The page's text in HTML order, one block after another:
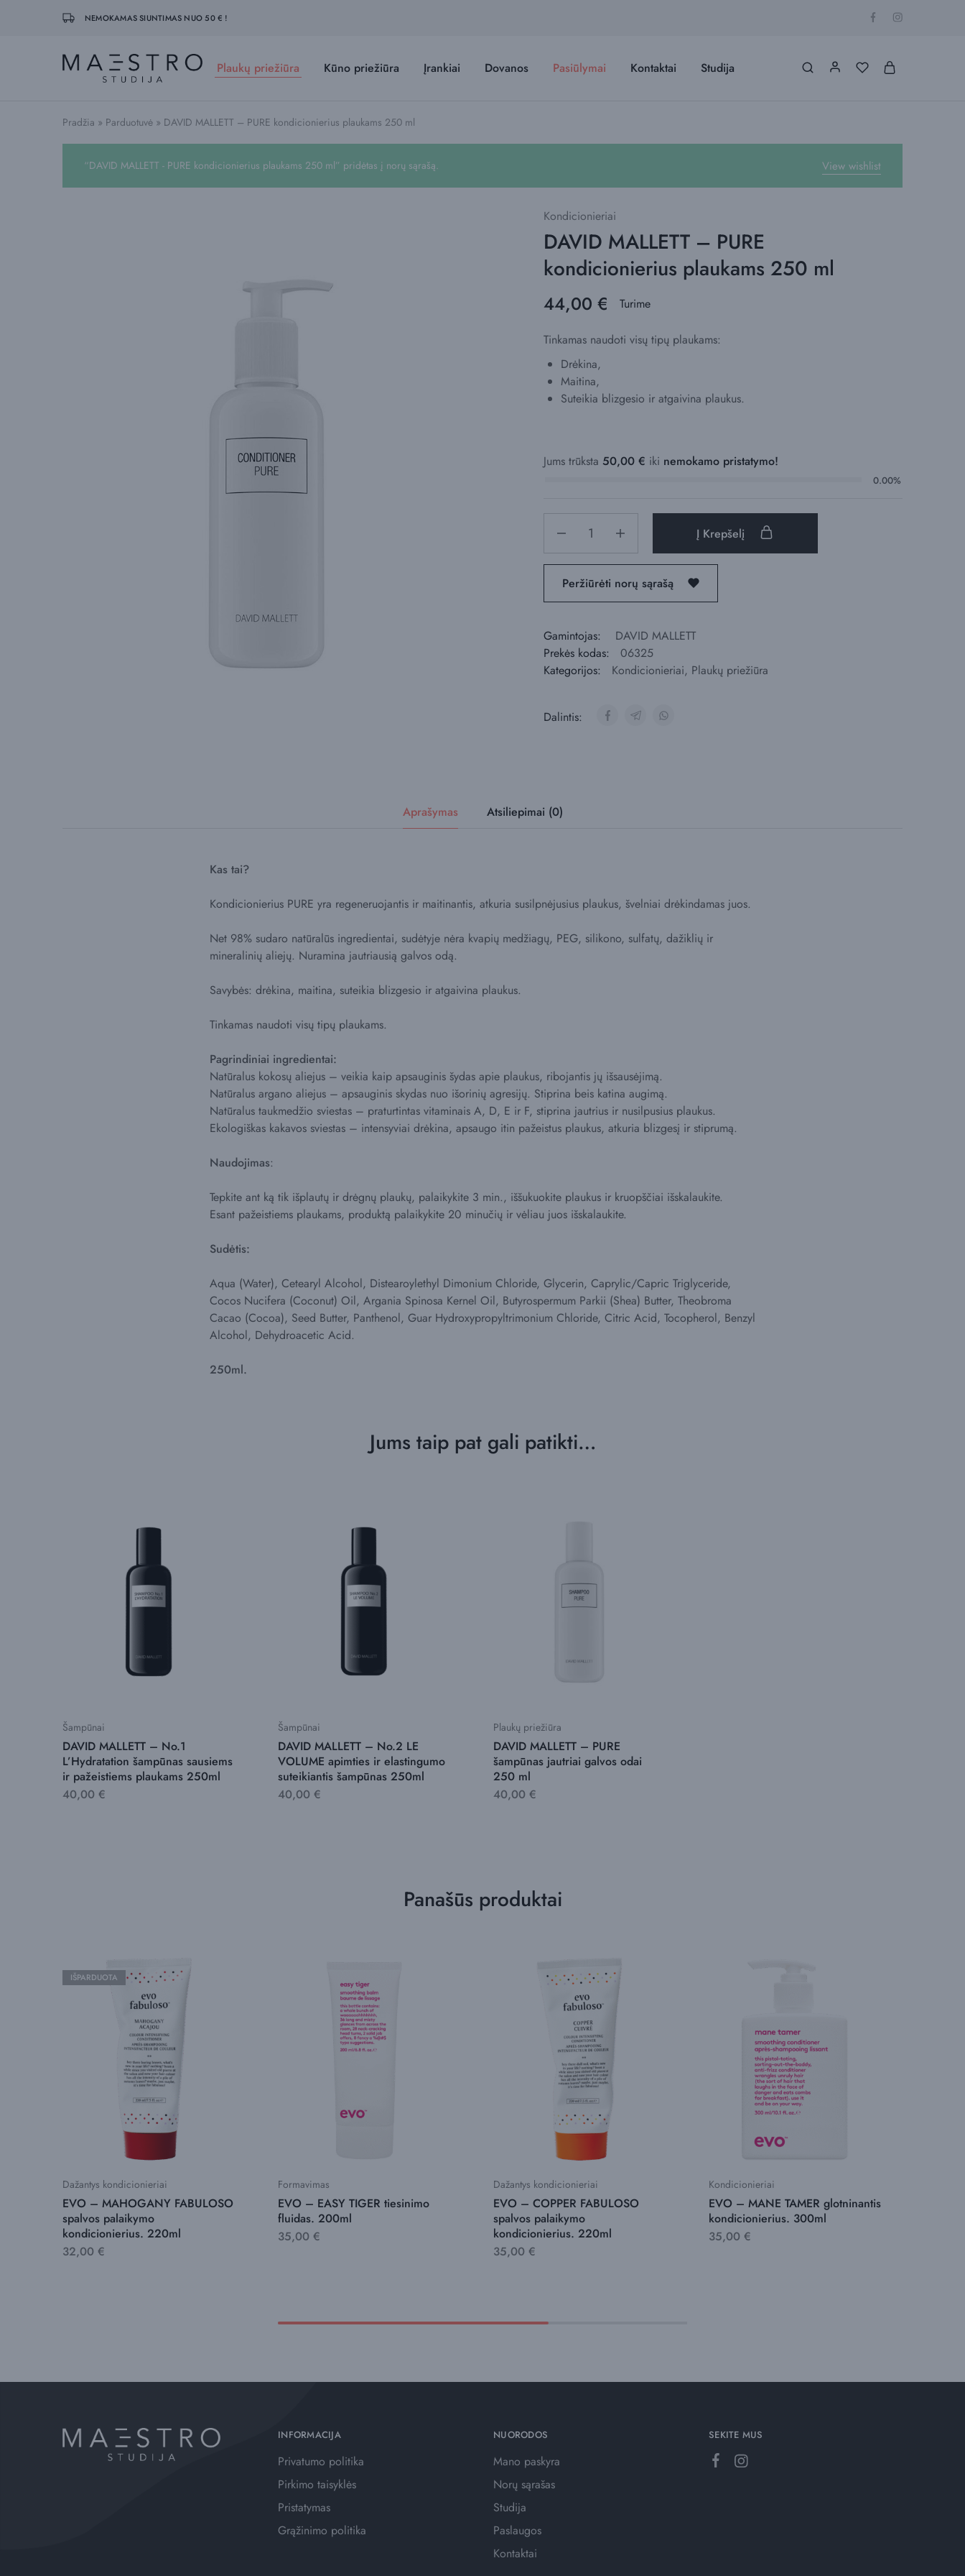
NEMOKAMAS SIUNTIMAS NUO 50 € !
Maestro Plaukų priežiūra Kūno priežiūra Įrankiai Dovanos Pasiūlymai Kontaktai Studija
Pradžia » Parduotuvė » DAVID MALLETT – PURE kondicionierius plaukams 250 ml
View wishlist
“DAVID MALLETT - PURE kondicionierius plaukams 250 ml” pridėtas į norų sąrašą.
Kondicionieriai
DAVID MALLETT – PURE
kondicionierius plaukams 250 ml
44,00 € Turime
Tinkamas naudoti visų tipų plaukams:
Drėkina,
Maitina,
Suteikia blizgesio ir atgaivina plaukus.
Jums trūksta 50,00 € iki nemokamo pristatymo!
0.00%
Į Krepšelį
Peržiūrėti norų sąrašą
Gamintojas:
DAVID MALLETT
Prekės kodas:
06325
Kategorijos:
Kondicionieriai, Plaukų priežiūra
Dalintis:
Aprašymas Atsiliepimai (0)
Kas tai?
Kondicionierius PURE yra regeneruojantis ir maitinantis, atkuria susilpnėjusius plaukus, švelniai drėkindamas juos.
Net 98% sudaro natūralūs ingredientai, sudėtyje nėra kvapių medžiagų, PEG, silikono, sulfatų, dažiklių ir
mineralinių aliejų. Nuramina jautriausią galvos odą.
Savybės: drėkina, maitina, suteikia blizgesio ir atgaivina plaukus.
Tinkamas naudoti visų tipų plaukams.
Pagrindiniai ingredientai:
Natūralus kokosų aliejus – veikia kaip apsauginis šydas apie plaukus, ribojantis jų išsausėjimą.
Natūralus argano aliejus – apsauginis skydas nuo išorinių agresijų. Stiprina beis katina augimą.
Natūralus taukmedžio sviestas – praturtintas vitaminais A, D, E ir F, stiprina jautrius ir nusilpusius plaukus.
Ekologiškas kakavos sviestas – intensyviai drėkina, apsaugo itin pažeistus plaukus, atkuria blizgesį ir stiprumą.
Naudojimas:
Tepkite ant ką tik išplautų ir drėgnų plaukų, palaikykite 3 min., iššukuokite plaukus ir kruopščiai išskalaukite.
Esant pažeistiems plaukams, produktą palaikykite 20 minučių ir vėliau juos išskalaukite.
Sudėtis:
Aqua (Water), Cetearyl Alcohol, Distearoylethyl Dimonium Chloride, Glycerin, Caprylic/Capric Triglyceride,
Cocos Nucifera (Coconut) Oil, Argania Spinosa Kernel Oil, Butyrospermum Parkii (Shea) Butter, Theobroma
Cacao (Cocoa), Seed Butter, Panthenol, Guar Hydroxypropyltrimonium Chloride, Citric Acid, Tocopherol, Benzyl
Alcohol, Dehydroacetic Acid.
250ml.
Jums taip pat gali patikti…
Šampūnai
DAVID MALLETT – No.1
L’Hydratation šampūnas sausiems
ir pažeistiems plaukams 250ml
40,00 €
Šampūnai
DAVID MALLETT – No.2 LE
VOLUME apimties ir elastingumo
suteikiantis šampūnas 250ml
40,00 €
Plaukų priežiūra
DAVID MALLETT – PURE
šampūnas jautriai galvos odai
250 ml
40,00 €
Panašūs produktai
IŠPARDUOTA
Dažantys kondicionieriai
EVO – MAHOGANY FABULOSO
spalvos palaikymo
kondicionierius. 220ml
32,00 €
Formavimas
EVO – EASY TIGER tiesinimo
fluidas. 200ml
35,00 €
Dažantys kondicionieriai
EVO – COPPER FABULOSO
spalvos palaikymo
kondicionierius. 220ml
35,00 €
Kondicionieriai
EVO – MANE TAMER glotninantis
kondicionierius. 300ml
35,00 €
INFORMACIJA
Privatumo politika
Pirkimo taisyklės
Pristatymas
Grąžinimo politika
NUORODOS
Mano paskyra
Norų sąrašas
Studija
Paslaugos
Kontaktai
SEKITE MUS